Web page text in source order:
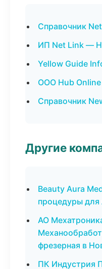
Справочник
ИП Net Link —
Yellow Guide
ООО Hub
Справочник
Другие
Beauty Aura
процедуры для
АО
фрезерная в
ПК Индустрия